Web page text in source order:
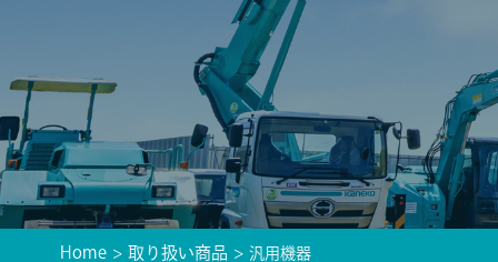
Home 取り扱い商品 汎用機器